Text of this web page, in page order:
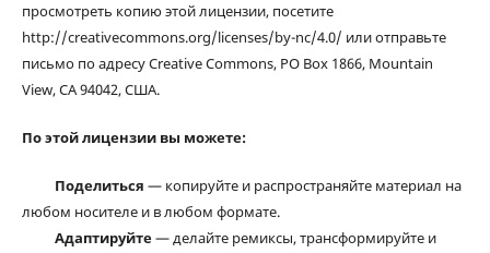
просмотреть копию этой лицензии, посетите
http://creativecommons.org/licenses/by-nc/4.0/ или отправьте
письмо по адресу Creative Commons, PO Box 1866, Mountain
View, CA 94042, США.
По этой лицензии вы можете:
Поделиться — копируйте и распространяйте материал на
любом носителе и в любом формате.
Адаптируйте— делайте ремиксы, трансформируйте и